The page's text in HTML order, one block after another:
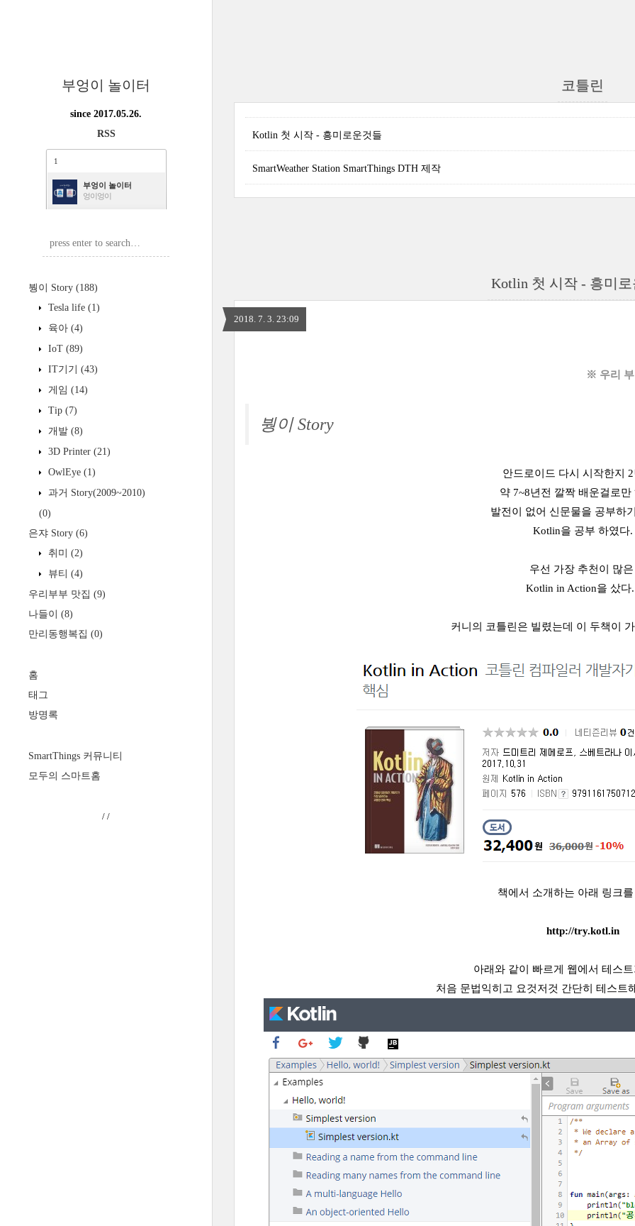
부엉이 놀이터
since 2017.05.26.
RSS
1
부엉이 놀이터
엉이엉이
붱이 Story (188)
Tesla life (1)
육아 (4)
IoT (89)
IT기기 (43)
게임 (14)
Tip (7)
개발 (8)
3D Printer (21)
OwlEye (1)
과거 Story(2009~2010)
(0)
은쟈 Story (6)
취미 (2)
뷰티 (4)
우리부부 맛집 (9)
나들이 (8)
만리동행복집 (0)
홈
태그
방명록
SmartThings 커뮤니티
모두의 스마트홈
/ /
코틀린
Kotlin 첫 시작 - 흥미로운것들
SmartWeather Station SmartThings DTH 제작
Kotlin 첫 시작 - 흥미
2018. 7. 3. 23:09
※ 우리 부
붱이 Story
안드로이드 다시 시작한지
약 7~8년전 깔짝 배운걸로만
발전이 없어 신문물을 공부하
Kotlin을 공부 하였다.
우선 가장 추천이 많
Kotlin in Action을 샀다
커니의 코틀린은 빌렸는데 이 두책이
책에서 소개하는 아래 링크
http://try.kotl.in
아래와 같이 빠르게 웹에서 테스
처음 문법익히고 요것저것 간단히 테스트